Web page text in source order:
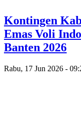
Kontingen
Emas Voli
Banten 2026
Rabu, 17 Jun 2026 -